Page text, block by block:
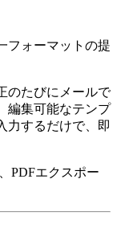
フォーマットの提
のたびにメールで
編集可能なテンプ
力するだけで、即
PDFエクスポー